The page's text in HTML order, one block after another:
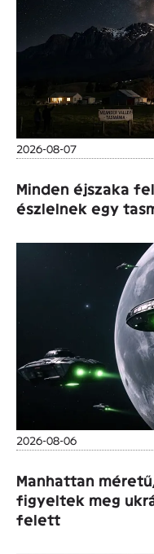
2026-08-07
Minden éjszaka
észlelnek egy
2026-08-06
Manhattan
figyeltek meg
felett